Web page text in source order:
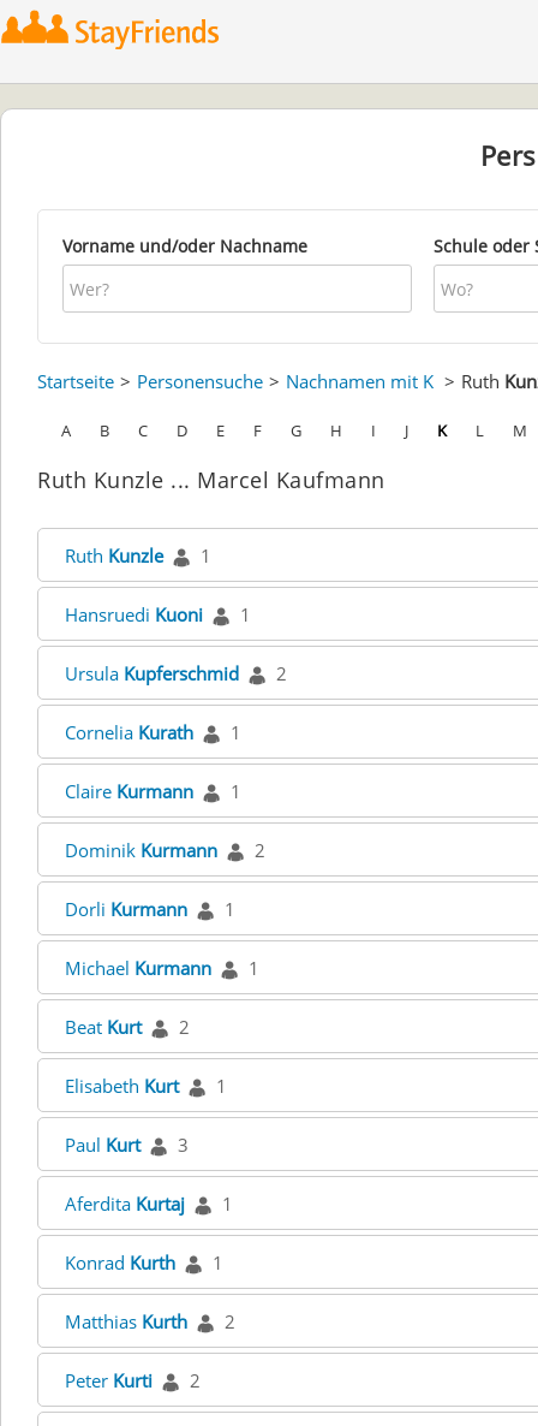
Vorname und/oder Nachname Schule oder
Startseite Personensuche Nachnamen mit K Ruth
A B C D E F G H I J K L M
Ruth Kunzle ... Marcel Kaufmann
Ruth Kunzle 1
Hansruedi Kuoni 1
Ursula Kupferschmid 2
Cornelia Kurath 1
Claire Kurmann 1
Dominik Kurmann 2
Dorli Kurmann 1
Michael Kurmann 1
Beat Kurt 2
Elisabeth Kurt 1
Paul Kurt 3
Aferdita Kurtaj 1
Konrad Kurth 1
Matthias Kurth 2
Peter Kurti 2